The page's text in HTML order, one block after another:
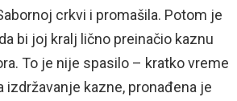
crkvi i promašila. Potom je
bi joj kralj lično preinačio kaznu
To je nije spasilo – kratko vreme
izdržavanje kazne, pronađena je